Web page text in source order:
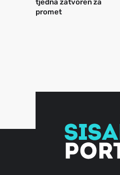
tjedna zatvoren za
promet